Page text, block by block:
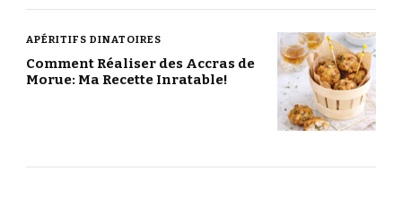
APÉRITIFS DINATOIRES
Comment Réaliser des Accras de
Morue: Ma Recette Inratable!